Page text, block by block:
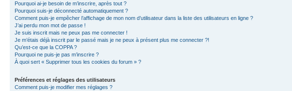
Pourquoi ai-je besoin de m’inscrire, après tout ?
Pourquoi suis-je déconnecté automatiquement ?
Comment puis-je empêcher l’affichage de mon nom d’utilisateur dans la liste des utilisateurs en ligne ?
J’ai perdu mon mot de passe !
Je suis inscrit mais ne peux pas me connecter !
Je m’étais déjà inscrit par le passé mais je ne peux à présent plus me connecter ?!
Qu’est-ce que la COPPA ?
Pourquoi ne puis-je pas m’inscrire ?
À quoi sert « Supprimer tous les cookies du forum » ?
Préférences et réglages des utilisateurs
Comment puis-je modifier mes réglages ?